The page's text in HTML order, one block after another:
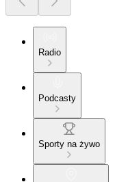
Radio
Podcasty
Sporty na żywo